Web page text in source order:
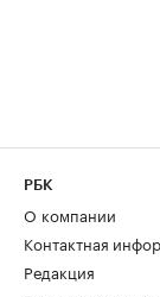
РБК
О компании
Контактная
Редакция